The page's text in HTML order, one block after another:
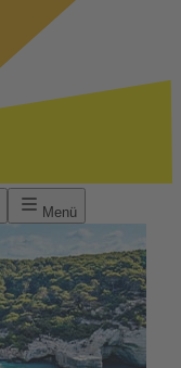
Menü